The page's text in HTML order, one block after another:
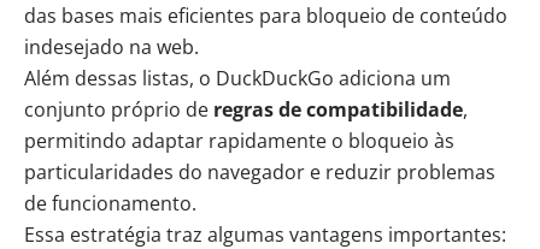
das bases mais eficientes para bloqueio de conteúdo
indesejado na web.
Além dessas listas, o DuckDuckGo adiciona um
conjunto próprio de regras de compatibilidade,
permitindo adaptar rapidamente o bloqueio às
particularidades do navegador e reduzir problemas
de funcionamento.
Essa estratégia traz algumas vantagens importantes: